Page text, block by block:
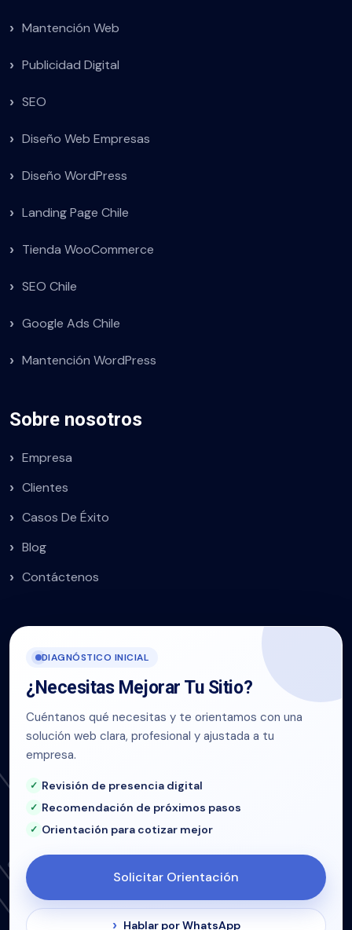
Mantención Web
Publicidad Digital
SEO
Diseño Web Empresas
Diseño WordPress
Landing Page Chile
Tienda WooCommerce
SEO Chile
Google Ads Chile
Mantención WordPress
Sobre nosotros
Empresa
Clientes
Casos De Éxito
Blog
Contáctenos
DIAGNÓSTICO INICIAL
¿Necesitas Mejorar Tu Sitio?
Cuéntanos qué necesitas y te orientamos con una
solución web clara, profesional y ajustada a tu
empresa.
Revisión de presencia digital
Recomendación de próximos pasos
Orientación para cotizar mejor
Solicitar Orientación
Hablar por WhatsApp